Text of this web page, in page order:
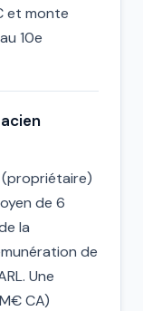
et monte
10e
de 6
la
de
Une
CA)